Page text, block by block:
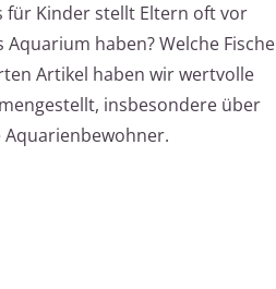
für Kinder stellt Eltern oft vor
haben? Welche Fische
Artikel haben wir wertvolle
insbesondere über
Aquarienbewohner.